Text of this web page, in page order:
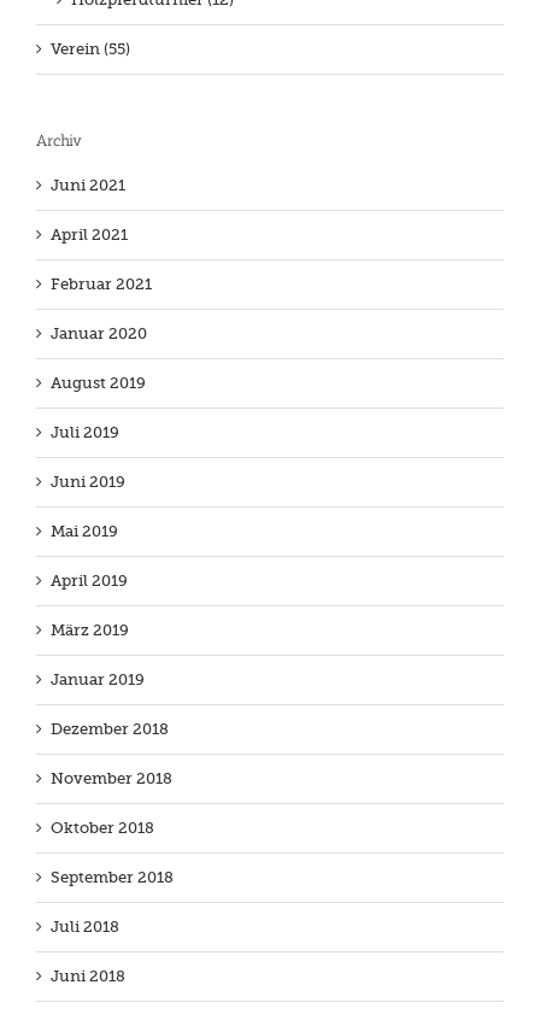
Verein (55)
Archiv
Juni 2021
April 2021
Februar 2021
Januar 2020
August 2019
Juli 2019
Juni 2019
Mai 2019
April 2019
März 2019
Januar 2019
Dezember 2018
November 2018
Oktober 2018
September 2018
Juli 2018
Juni 2018